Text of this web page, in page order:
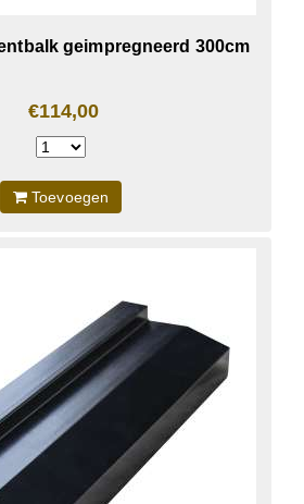
geimpregneerd 300cm
€114,00
Toevoegen